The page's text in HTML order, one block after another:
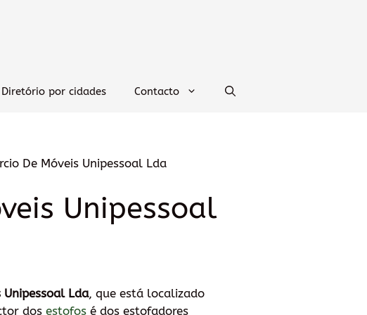
Diretório por cidades Contacto
De Móveis Unipessoal Lda
Unipessoal
Unipessoal Lda, que está localizado
dos estofos é dos estofadores